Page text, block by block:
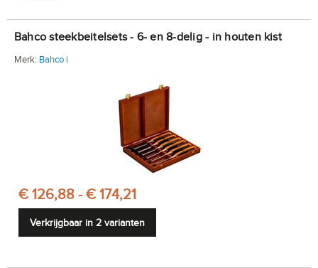
Bahco steekbeitelsets - 6- en 8-delig - in houten kist
Merk: Bahco |
€ 126,88 - € 174,21
Verkrijgbaar in 2 varianten